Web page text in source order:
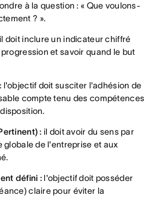
à la question : « Que voulons-
? ».
il doit inclure un indicateur chiffré
et savoir quand le but
l'objectif doit susciter l'adhésion de
compte tenu des compétences
: il doit avoir du sens par
globale de l'entreprise et aux
défini :l'objectif doit posséder
claire pour éviter la